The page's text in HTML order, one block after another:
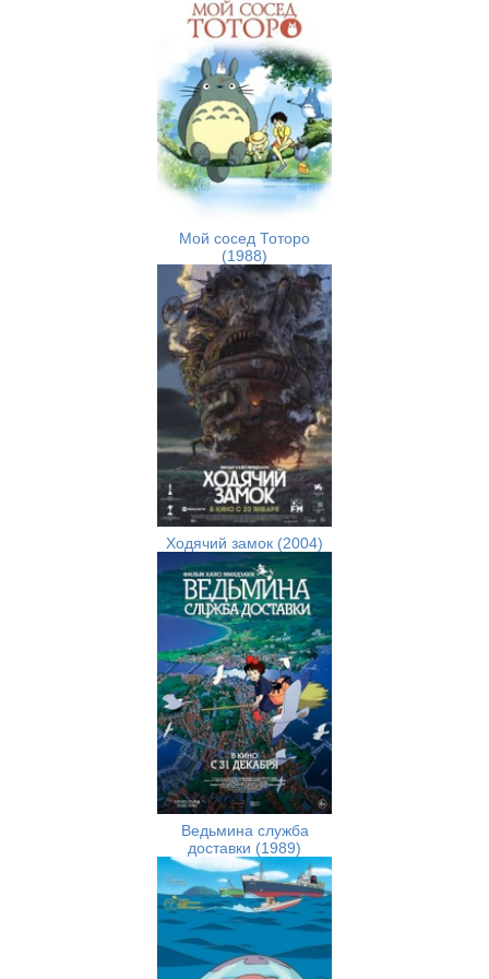
Мой сосед Тоторо
(1988)
Ходячий замок (2004)
Ведьмина служба
доставки (1989)